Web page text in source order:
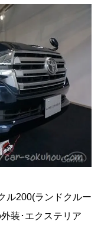
ル200(ランドクルー
装･エクステリア